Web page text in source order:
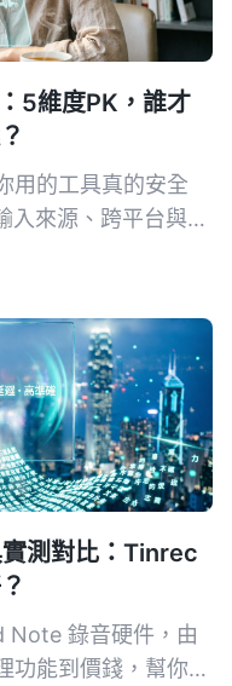
5維度PK，誰才
用的工具真的安全
入來源、跨平台與數
測對比：Tinrec
Note 錄音硬件，由
功能到價錢，幫你揀